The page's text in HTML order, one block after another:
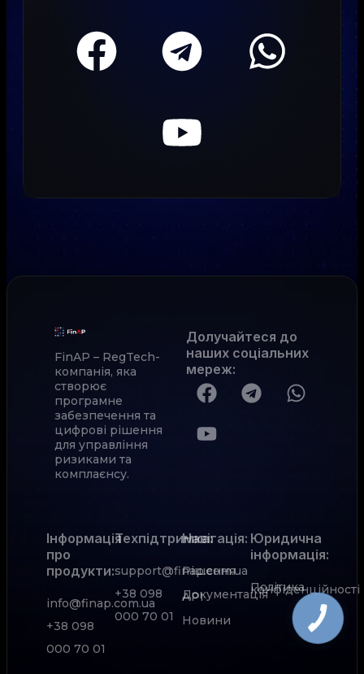
FinAP – RegTech-
компанія, яка
створює
програмне
забезпечення та
цифрові рішення
для управління
ризиками та
комплаєнсу.
Долучайтеся до
наших соціальних
мереж:
Інформація
про
продукти:
info@finap.com.ua
+38 098
000 70 01
Техпідтримка:
support@finap.com.ua
+38 098
000 70 01
Рішення
Документація
АРІ
Новини
Навігація: Юридична
інформація:
Політика
конфіденційності